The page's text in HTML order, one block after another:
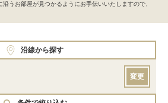
うお部屋が見つかるようにお手伝いいたしますので、
沿線から探す
変更